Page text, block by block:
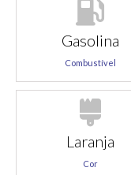
Gasolina
Combustível
Laranja
Cor